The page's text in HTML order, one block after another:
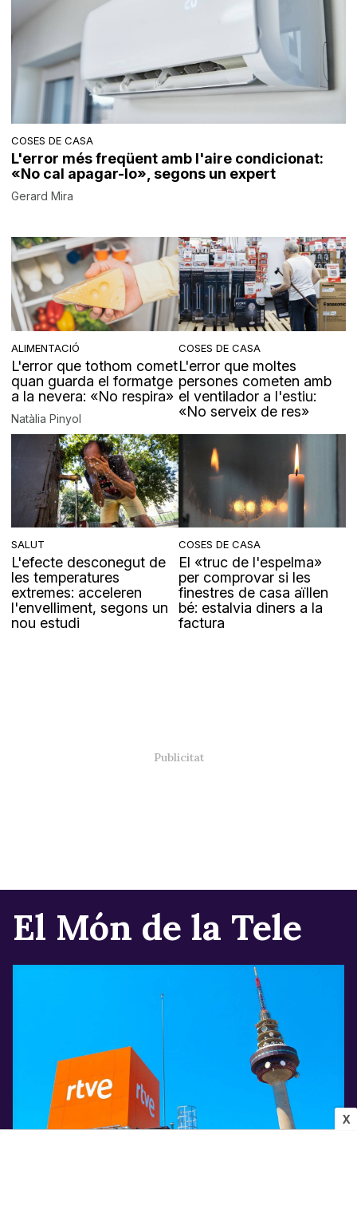
X
COSES DE CASA
L'error més freqüent amb l'aire condicionat:
«No cal apagar-lo», segons un expert
Gerard Mira
ALIMENTACIÓ
L'error que tothom comet
quan guarda el formatge
a la nevera: «No respira»
Natàlia Pinyol
COSES DE CASA
L'error que moltes
persones cometen amb
el ventilador a l'estiu:
«No serveix de res»
SALUT
L'efecte desconegut de
les temperatures
extremes: acceleren
l'envelliment, segons un
nou estudi
COSES DE CASA
El «truc de l'espelma»
per comprovar si les
finestres de casa aïllen
bé: estalvia diners a la
factura
El Món de la Tele